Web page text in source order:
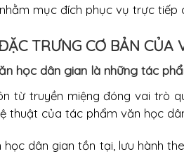
mục đích phục vụ trực tiếp
TRƯNG CƠ BẢN CỦA
học dân gian là những tác
từ truyền miệng đóng vai trò
thuật của tác phẩm văn học
học dân gian tồn tại, lưu hành